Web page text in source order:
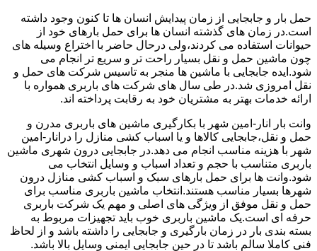
حمل بار و جابجایی از زمان پیدایش انسان ها تا کنون وجود داشته
است.در زمان های گذشته انسان ها برای حمل بارهای خود از
حیوانات استفاده می کردند،ولی درحال حاضر با اختراع وسیله های
چون ماشین حمل و نقل بسیار راحت تر و سریع تر انجام می
شود.ایده جابجایی با ماشین ها منجر به تاسیس شرکت های حمل و
نقل امروزی شد.در طی سال های شرکت های باربری همواره با
ارائه خدمات بهتر به مشتریان خود به رقابت پرداخته اند.
وانت بار انار-امین شهر با بکارگیری ماشین های باربری مدرن و
حمل و نقل،جابجایی کالاها و یا اسباب کشی منازل را درانار-امین
شهر با هزینه مناسب انجام می دهد.در جابجایی درون شهری ماشین
باربری متناسب با حجم و تعداد اسباب و وسایل انتخاب می
شود.وانت ها برای حمل بارهای سبک و اسباب کشی منازل درون
شهرها بسیار مناسب هستند.انتخاب ماشین باربری مناسب برای
حمل و نقل موفق از ویژگی های اصلی و مهم یک شرکت باربری
حرفه ای است.یک ماشین باربری خوب باید تجهیزات مربوط به
بسته بندی بار در زمان بارگیری و جابجایی را داشته باشد و از لحاظ
فنی کاملا سالم باشد تا در حین جابجایی ایمنی وسایل بالا باشد.